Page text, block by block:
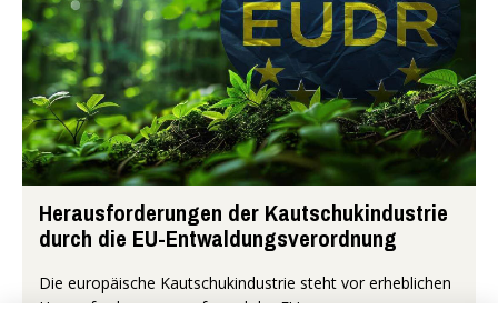
Herausforderungen der Kautschukindustrie
durch die EU-Entwaldungsverordnung
Die europäische Kautschukindustrie steht vor erheblichen
Herausforderungen aufgrund der EU-